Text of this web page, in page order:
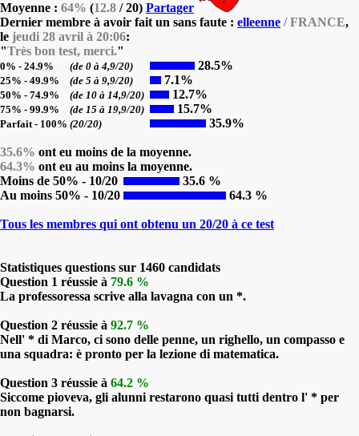
Moyenne : 64% (12.8 / 20) Partager
Dernier membre à avoir fait un sans faute : elleenne / FRANCE,
le jeudi 28 avril à 20:06:
"Très bon test, merci."
0% - 24.9% (de 0 à 4,9/20) 28.5%
25% - 49.9% (de 5 à 9,9/20) 7.1%
50% - 74.9% (de 10 à 14,9/20) 12.7%
75% - 99.9% (de 15 à 19,9/20) 15.7%
Parfait - 100% (20/20) 35.9%
35.6% ont eu moins de la moyenne.
64.3% ont eu au moins la moyenne.
Moins de 50% - 10/20
35.6 %
Au moins 50% - 10/20
64.3 %
Tous les membres qui ont obtenu un 20/20 à ce test
Statistiques questions sur 1460 candidats
Question 1 réussie à 79.6 %
La professoressa scrive alla lavagna con un *.
Question 2 réussie à 92.7 %
Nell' * di Marco, ci sono delle penne, un righello, un compasso e
una squadra: è pronto per la lezione di matematica.
Question 3 réussie à 64.2 %
Siccome pioveva, gli alunni restarono quasi tutti dentro l' * per
non bagnarsi.